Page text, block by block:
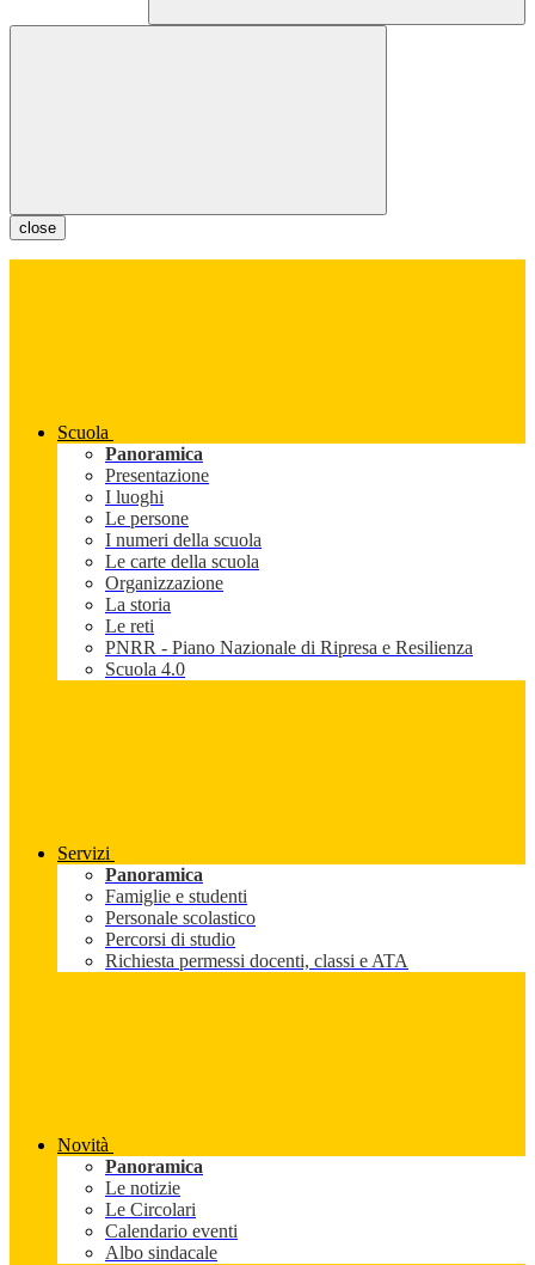
close
Scuola
Panoramica
Presentazione
I luoghi
Le persone
I numeri della scuola
Le carte della scuola
Organizzazione
La storia
Le reti
PNRR - Piano Nazionale di Ripresa e Resilienza
Scuola 4.0
Servizi
Panoramica
Famiglie e studenti
Personale scolastico
Percorsi di studio
Richiesta permessi docenti, classi e ATA
Novità
Panoramica
Le notizie
Le Circolari
Calendario eventi
Albo sindacale